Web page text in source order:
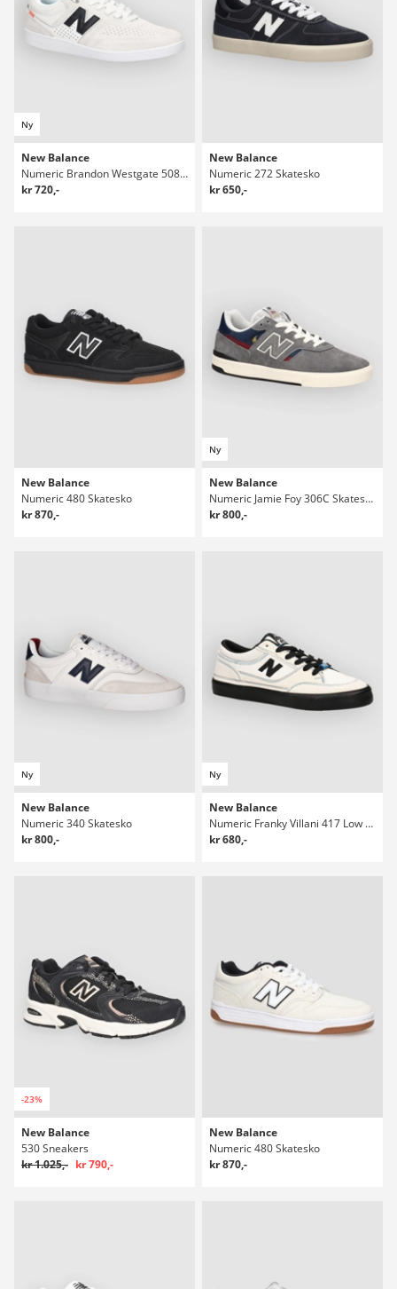
Ny
New Balance
Numeric Brandon Westgate 508 Skatesko
kr 720,-
New Balance
Numeric 272 Skatesko
kr 650,-
New Balance
Numeric 480 Skatesko
kr 870,-
Ny
New Balance
Numeric Jamie Foy 306C Skatesko
kr 800,-
Ny
New Balance
Numeric 340 Skatesko
kr 800,-
Ny
New Balance
Numeric Franky Villani 417 Low Skatesko
kr 680,-
-23%
New Balance
530 Sneakers
kr 1.025,- kr 790,-
New Balance
Numeric 480 Skatesko
kr 870,-